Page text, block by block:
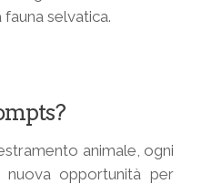
selvatica.
animale, ogni
opportunità per